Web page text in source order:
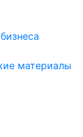
материалы